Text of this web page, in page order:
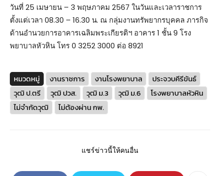
วันที่ 25 เมษายน – 3 พฤษภาคม 2567 ในวันและเวลาราชการ
ตั้งแต่เวลา 08.30 – 16.30 น. ณ กลุ่มงานทรัพยากรบุคคล ภารกิจ
ด้านอำนวยการอาคารเฉลิมพระเกียรติฯ อาคาร 1 ชั้น 9 โรง
พยาบาลหัวหิน โทร 0 3252 3000 ต่อ 8921
หมวดหมู่ งานราชการ งานโรงพยาบาล
ประจวบคีรีขันธ์
วุฒิ ป.ตรี
วุฒิ ปวส. วุฒิ ม.3 วุฒิ ม.6
โรงพยาบาลหัวหิน
ไม่จำกัดวุฒิ
ไม่ต้องผ่าน กพ.
แชร์ข่าวนี้ให้คนอื่น